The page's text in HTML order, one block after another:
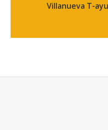
Villanueva T-